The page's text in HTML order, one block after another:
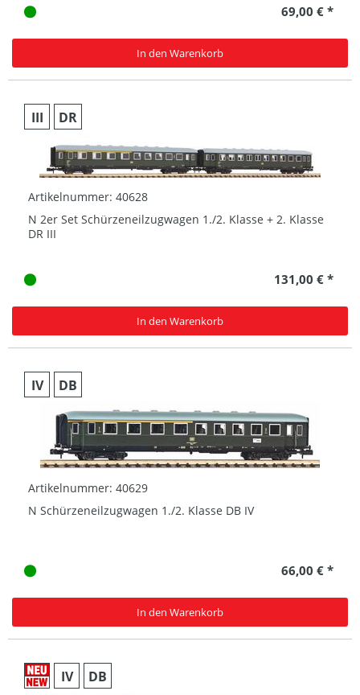
69,00 € *
In den Warenkorb
III DR
Artikelnummer: 40628
N 2er Set Schürzeneilzugwagen 1./2. Klasse + 2. Klasse
DR III
131,00 € *
In den Warenkorb
IV DB
Artikelnummer: 40629
N Schürzeneilzugwagen 1./2. Klasse DB IV
66,00 € *
In den Warenkorb
IV DB